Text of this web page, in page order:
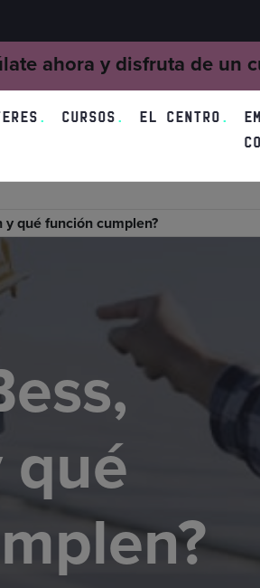
ahora y disfruta de un
CURSOS EL CENTRO
y qué función cumplen?
qué